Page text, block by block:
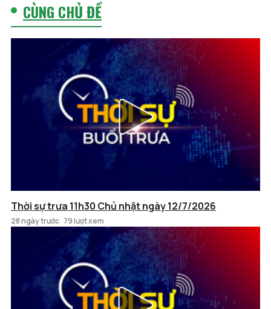
CÙNG CHỦ ĐỀ
Thời sự trưa 11h30 Chủ nhật ngày 12/7/2026
28 ngày trước 79 lượt xem